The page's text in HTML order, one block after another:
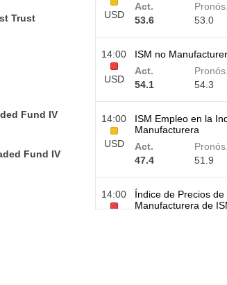
Trust
Fund IV
Fund IV
USD
Act.
53.6
Pronós.
53.0
14:00
USD
ISM no
Act.
54.1
Pronós.
54.3
14:00
USD
ISM Empleo en la
Manufacturera
Act.
47.4
Pronós.
51.9
14:00
Índice de Precios
Manufacturera de